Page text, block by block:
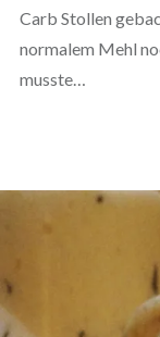
Carb Stollen
normalem Mehl
musste…